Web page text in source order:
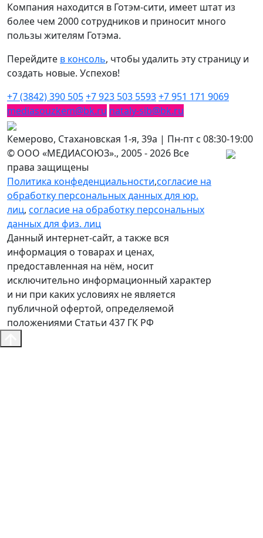
Компания находится в Готэм-сити, имеет штат из
более чем 2000 сотрудников и приносит много
пользы жителям Готэма.
Перейдите в консоль, чтобы удалить эту страницу и
создать новые. Успехов!
+7 (3842) 390 505+7 923 503 5593+7 951 171 9069
mediasouzkem@bk.ru nataly-sib@bk.ru
Кемерово, Стахановская 1-я, 39а | Пн-пт с 08:30-19:00
© ООО «МЕДИАСОЮЗ»., 2005 - 2026 Все
права защищены
Политика конфеденциальности,согласие на
обработку персональных данных для юр.
лиц, согласие на обработку персональных
данных для физ. лиц
Данный интернет-сайт, а также вся
информация о товарах и ценах,
предоставленная на нём, носит
исключительно информационный характер
и ни при каких условиях не является
публичной офертой, определяемой
положениями Статьи 437 ГК РФ